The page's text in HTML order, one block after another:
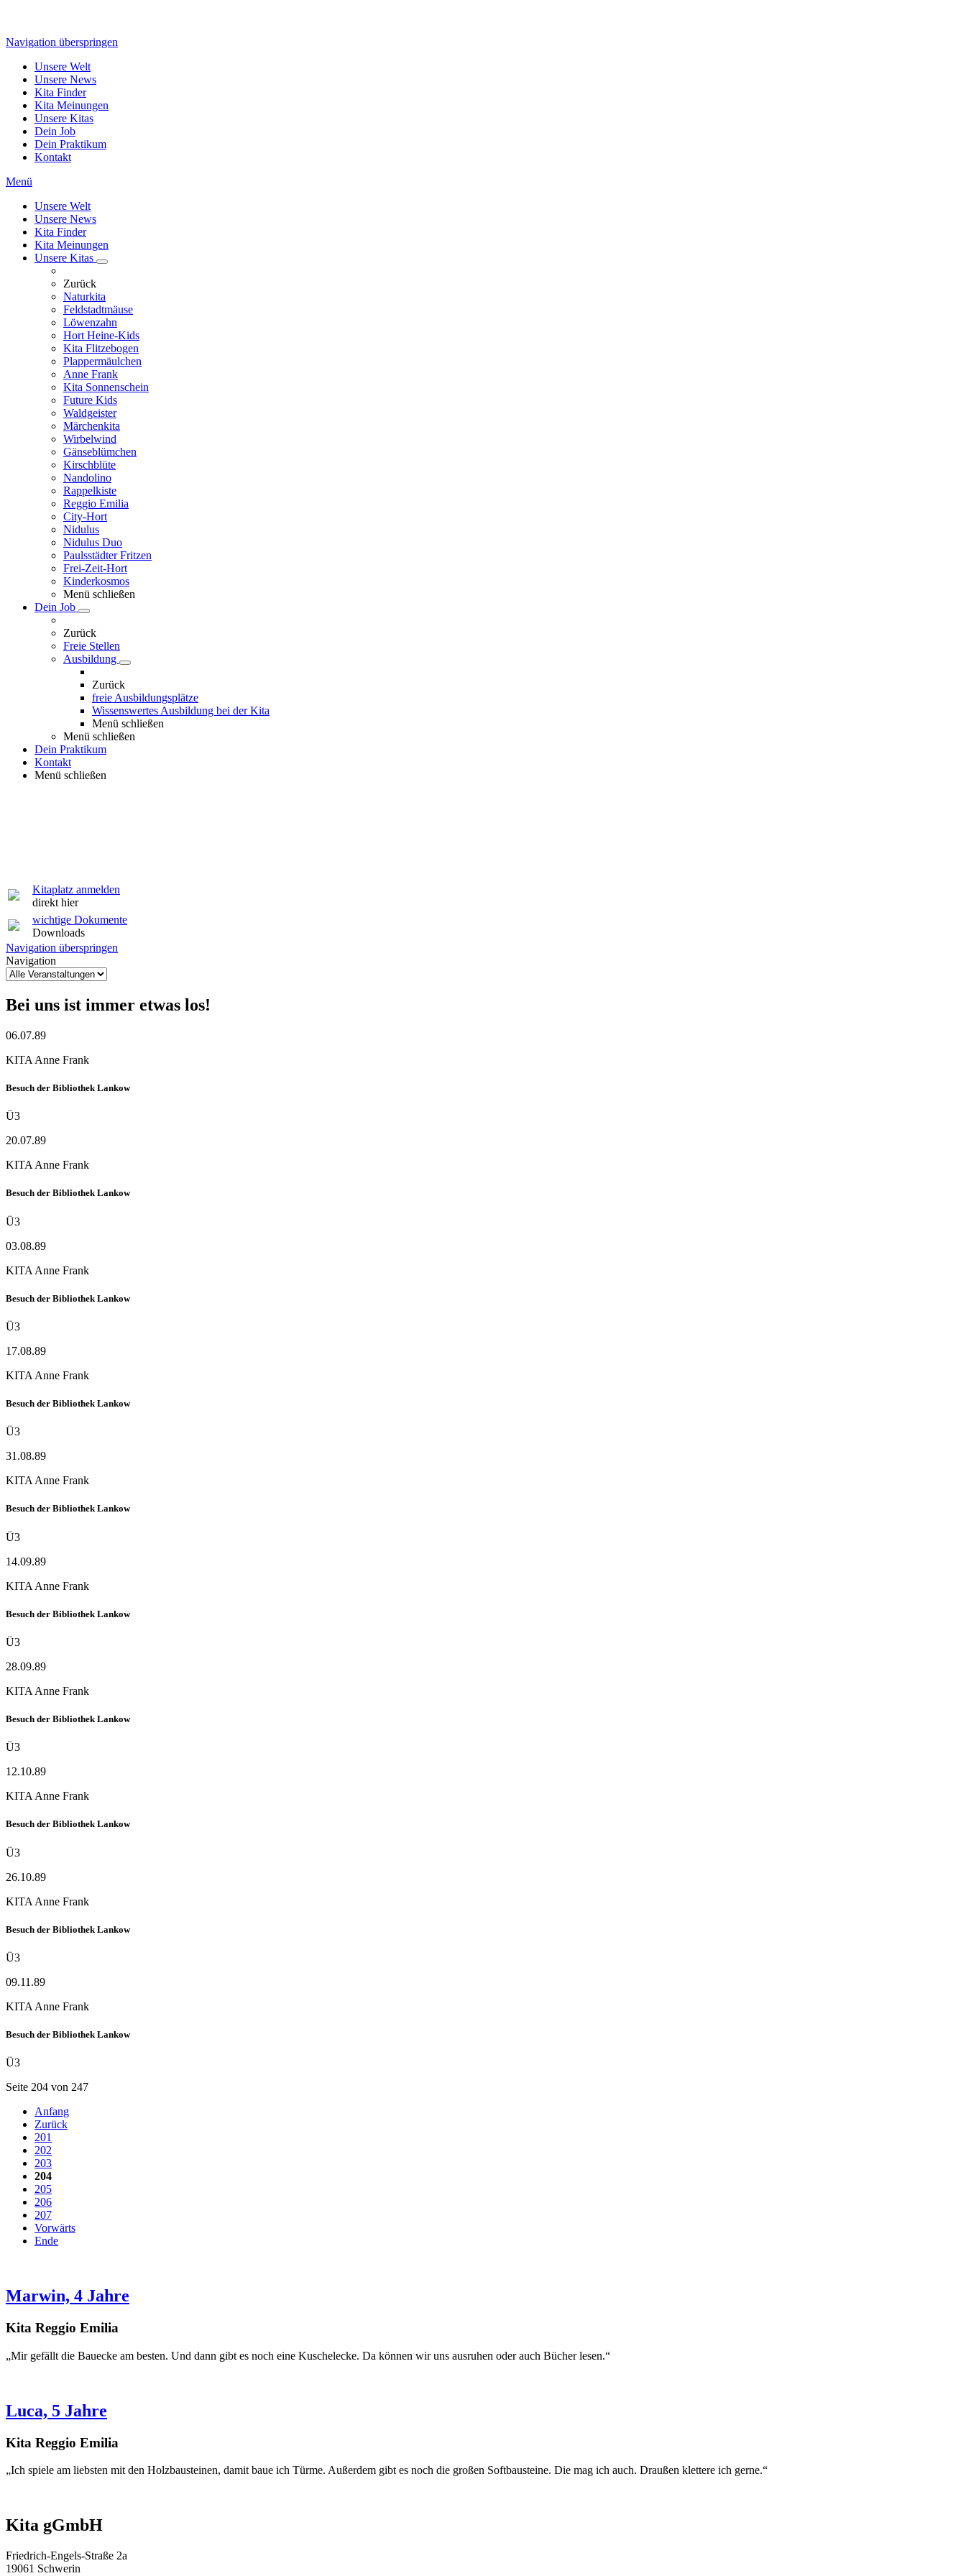
Navigation überspringen
Unsere Welt
Unsere News
Kita Finder
Kita Meinungen
Unsere Kitas
Dein Job
Dein Praktikum
Kontakt
Menü
Unsere Welt
Unsere News
Kita Finder
Kita Meinungen
Unsere Kitas
Zurück
Naturkita
Feldstadtmäuse
Löwenzahn
Hort Heine-Kids
Kita Flitzebogen
Plappermäulchen
Anne Frank
Kita Sonnenschein
Future Kids
Waldgeister
Märchenkita
Wirbelwind
Gänseblümchen
Kirschblüte
Nandolino
Rappelkiste
Reggio Emilia
City-Hort
Nidulus
Nidulus Duo
Paulsstädter Fritzen
Frei-Zeit-Hort
Kinderkosmos
Menü schließen
Dein Job
Zurück
Freie Stellen
Ausbildung
Zurück
freie Ausbildungsplätze
Wissenswertes Ausbildung bei der Kita
Menü schließen
Menü schließen
Dein Praktikum
Kontakt
Menü schließen
Kitaplatz anmelden
direkt hier
wichtige Dokumente
Downloads
Navigation überspringen
Navigation
Bei uns ist immer etwas los!
06.07.89
KITA Anne Frank
Besuch der Bibliothek Lankow
Ü3
20.07.89
KITA Anne Frank
Besuch der Bibliothek Lankow
Ü3
03.08.89
KITA Anne Frank
Besuch der Bibliothek Lankow
Ü3
17.08.89
KITA Anne Frank
Besuch der Bibliothek Lankow
Ü3
31.08.89
KITA Anne Frank
Besuch der Bibliothek Lankow
Ü3
14.09.89
KITA Anne Frank
Besuch der Bibliothek Lankow
Ü3
28.09.89
KITA Anne Frank
Besuch der Bibliothek Lankow
Ü3
12.10.89
KITA Anne Frank
Besuch der Bibliothek Lankow
Ü3
26.10.89
KITA Anne Frank
Besuch der Bibliothek Lankow
Ü3
09.11.89
KITA Anne Frank
Besuch der Bibliothek Lankow
Ü3
Seite 204 von 247
Anfang
Zurück
201
202
203
204
205
206
207
Vorwärts
Ende
Marwin, 4 Jahre
Kita Reggio Emilia
„Mir gefällt die Bauecke am besten. Und dann gibt es noch eine Kuschelecke. Da können wir uns ausruhen oder auch Bücher lesen.“
Luca, 5 Jahre
Kita Reggio Emilia
„Ich spiele am liebsten mit den Holzbausteinen, damit baue ich Türme. Außerdem gibt es noch die großen Softbausteine. Die mag ich auch. Draußen klettere ich gerne.“
Kita gGmbH
Friedrich-Engels-Straße 2a
19061 Schwerin